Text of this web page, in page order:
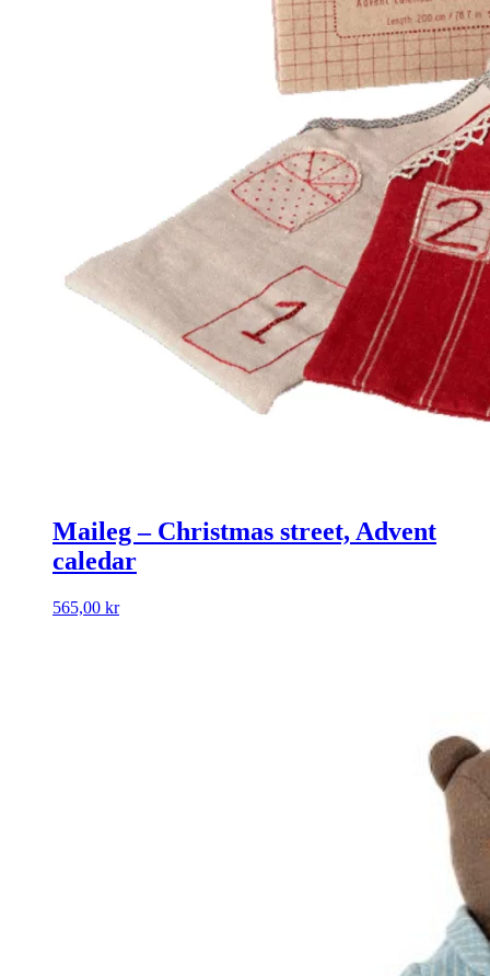
Maileg – Christmas street, Advent
caledar
565,00 kr